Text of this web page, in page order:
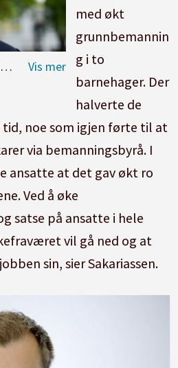
med økt
grunnbemannin
g i to
barnehager. Der
halverte de
noe som igjen førte til at
via bemanningsbyrå. I
ansatte at det gav økt ro
Ved å øke
satse på ansatte i hele
vil gå ned og at
sin, sier Sakariassen.